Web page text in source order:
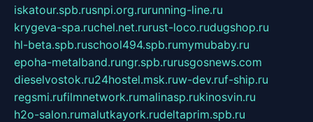
iskatour.spb.rusnpi.org.rurunning-line.ru
krygeva-spa.ruchel.net.rurust-loco.rudugshop.ru
hl-beta.spb.ruschool494.spb.rumymubaby.ru
epoha-metalband.rungr.spb.rurusgosnews.com
dieselvostok.ru24hostel.msk.ruw-dev.ruf-ship.ru
regsmi.rufilmnetwork.rumalinasp.rukinosvin.ru
h2o-salon.rumalutkayork.rudeltaprim.spb.ru